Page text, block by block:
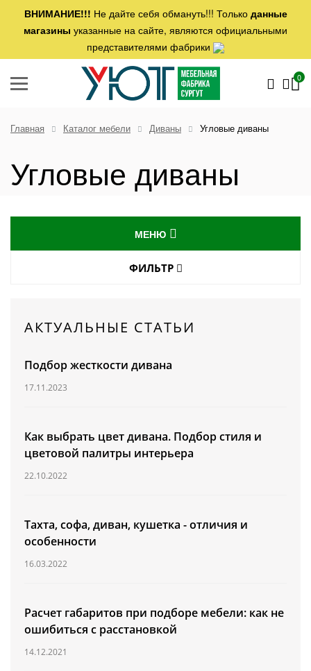
ВНИМАНИЕ!!! Не дайте себя обмануть!!! Только данные
магазины указанные на сайте, являются официальными
представителями фабрики
0
Главная Каталог мебели Диваны Угловые диваны
Угловые диваны
МЕНЮ
Угловые
КРЕСЛА
КРОВАТИ
МАТРАСЫ
ПО ПОМЕЩЕНИЯМ
ФИЛЬТР
ОСОБЕННОСТИ ДИВАНОВ
АКТУАЛЬНЫЕ СТАТЬИ
Подбор жесткости дивана
17.11.2023
Как выбрать цвет дивана. Подбор стиля и
цветовой палитры интерьера
22.10.2022
Тахта, софа, диван, кушетка - отличия и
особенности
16.03.2022
Расчет габаритов при подборе мебели: как не
ошибиться с расстановкой
14.12.2021